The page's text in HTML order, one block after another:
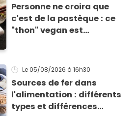
Personne ne croira que
c'est de la pastèque : ce
"thon" vegan est
Le 05/08/2026 à 16h30
Sources de fer dans
l'alimentation : différents
types et différences